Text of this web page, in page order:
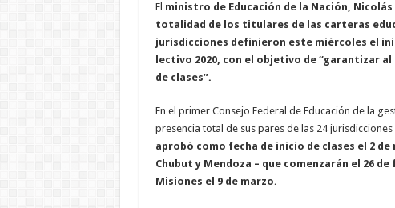
El ministro de Educación de la Nación,
totalidad de los titulares de las carteras
jurisdicciones definieron este miércoles el
lectivo 2020, con el objetivo de “garantizar al
de clases”.
En el primer Consejo Federal de Educación de la
presencia total de sus pares de las 24
aprobó como fecha de inicio de clases el 2
Chubut y Mendoza – que comenzarán el 26
Misiones el 9 de marzo.